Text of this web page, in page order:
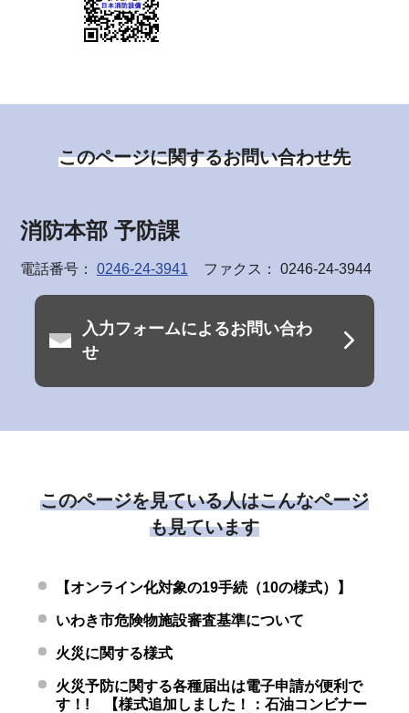
このページに関するお問い合わせ先
消防本部 予防課
電話番号： 0246-24-3941 ファクス： 0246-24-3944
入力フォームによるお問い合わ
せ
このページを見ている人はこんなページ
も見ています
【オンライン化対象の19手続（10の様式）】
いわき市危険物施設審査基準について
火災に関する様式
火災予防に関する各種届出は電子申請が便利で
す！! 【様式追加しました！：石油コンビナー